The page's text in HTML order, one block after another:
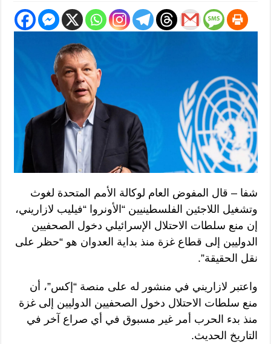
شفا – قال المفوض العام لوكالة الأمم المتحدة لغوث
وتشغيل اللاجئين الفلسطينيين “الأونروا “فيليب لازاريني،
إن منع سلطات الاحتلال الإسرائيلي دخول الصحفيين
الدوليين إلى قطاع غزة منذ بداية العدوان هو “حظر على
نقل الحقيقة”.
واعتبر لازاريني في منشور له على منصة “إكس”، أن
منع سلطات الاحتلال دخول الصحفيين الدوليين إلى غزة
منذ بدء الحرب أمر غير مسبوق في أي صراع آخر في
التاريخ الحديث.